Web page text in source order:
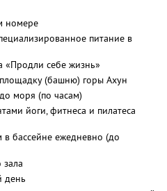
номере
питание в
«Продли себе жизнь»
(башню) горы Ахун
моря (по часам)
йоги, фитнеса и пилатеса
в бассейне ежедневно (до
день